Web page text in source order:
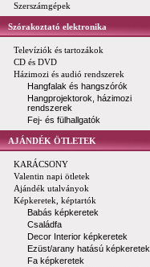
Szerszámgépek
Szórakoztató elektronika
Televíziók és tartozákok
CD és DVD
Házimozi és audió rendszerek
Hangfalak és hangszórók
Hangprojektorok, házimozi
rendszerek
Fej- és fülhallgatók
AJÁNDÉK ÖTLETEK
KARÁCSONY
Valentin napi ötletek
Ajándék utalványok
Képkeretek, képtartók
Babás képkeretek
Családfa
Decor Interior képkeretek
Ezüst/arany hatású képkeretek
Fa képkeretek